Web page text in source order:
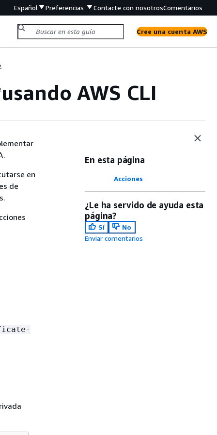
Español Preferencias Contacte con nosotrosComentarios
Cree una cuenta AWS
AWS CLI
en
de
En esta página
Acciones
¿Le ha servido de ayuda esta
página?
Sí
No
Enviar comentarios